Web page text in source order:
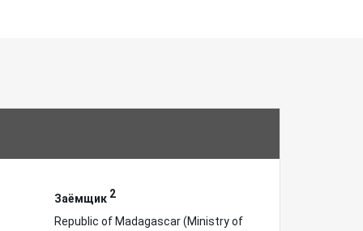
Заёмщик 2
Republic of Madagascar (Ministry of